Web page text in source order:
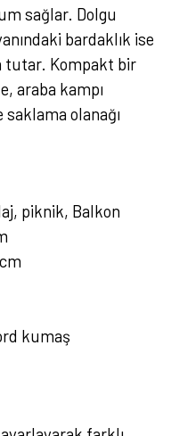
sağlar. Dolgu
bardaklık ise
tutar. Kompakt bir
araba kampı
saklama olanağı
piknik, Balkon
kumaş